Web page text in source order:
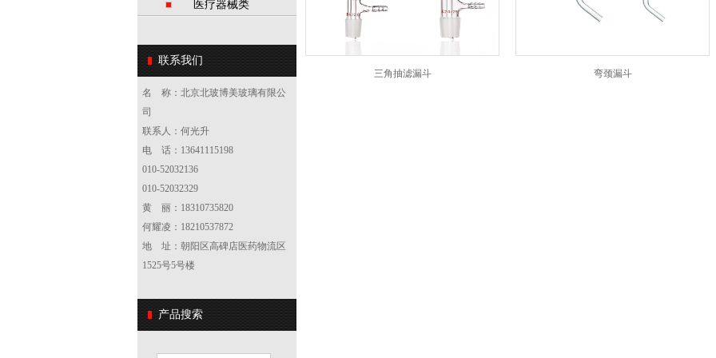
医疗器械类
联系我们
名 称：北京北玻博美玻璃有限公
司
联系人：何光升
电 话：13641115198
010-52032136
010-52032329
黄 丽：18310735820
何耀凌：18210537872
地 址：朝阳区高碑店医药物流区
1525号5号楼
产品搜索
三角抽滤漏斗 弯颈漏斗